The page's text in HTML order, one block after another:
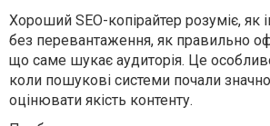
Хороший SEO-копірайтер розуміє, як
без перевантаження, як правильно
що саме шукає аудиторія. Це
коли пошукові системи почали
оцінювати якість контенту.